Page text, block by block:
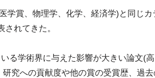
学賞、物理学、化学、経済学)と同じ
れてきた。
る学術界に与えた影響が大きい論文(
究への貢献度や他の賞の受賞歴、過